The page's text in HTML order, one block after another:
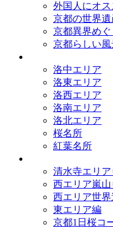
外国人にオ
京都の世界遺
京都異界めぐ
京都らしい風
洛中エリア
洛東エリア
洛西エリア
洛南エリア
洛北エリア
桜名所
紅葉名所
清水寺エリ
西エリア嵐
西エリア世
東エリア編
京都1日桜コ